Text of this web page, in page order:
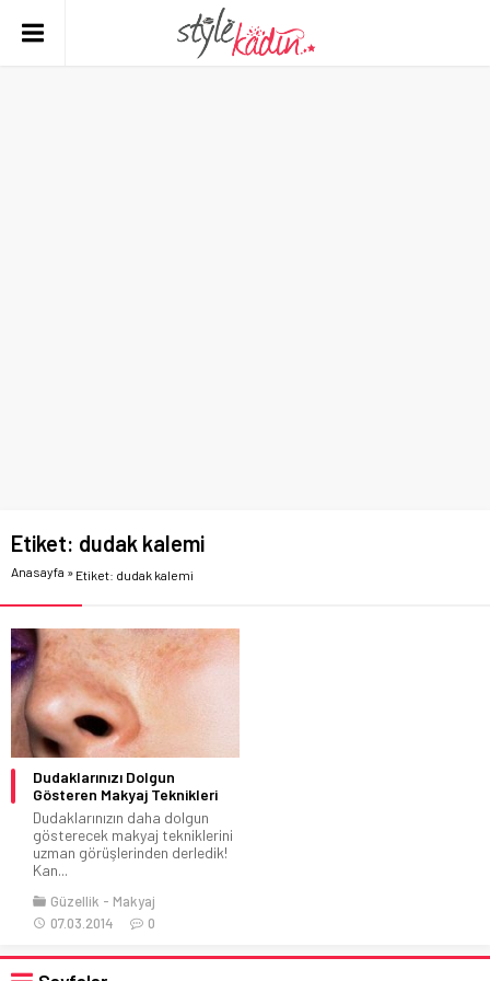
Etiket: dudak kalemi
Anasayfa » Etiket: dudak kalemi
Dudaklarınızı Dolgun
Gösteren Makyaj Teknikleri
Dudaklarınızın daha dolgun
gösterecek makyaj tekniklerini
uzman görüşlerinden derledik!
Kan...
Güzellik
Makyaj
07.03.2014
0